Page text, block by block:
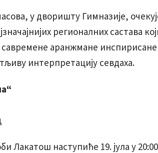
у дворишту Гимназије,
регионалних састава
аранжмане
интерпретацију севдаха.
Лакатош наступиће 19. јула у